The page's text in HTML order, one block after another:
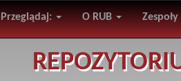
Przeglądaj: O RUB Zespoły